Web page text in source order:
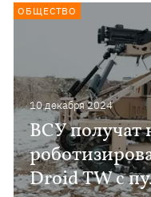
10 декабря 2024
ВСУ получат
Droid TW с
ОБЩЕСТВО